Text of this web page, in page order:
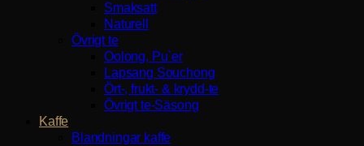
Smaksatt
Naturell
Övrigt te
Oolong, Pu`er
Lapsang Souchong
Ört-, frukt- & krydd-te
Övrigt te-Säsong
Kaffe
Blandningar kaffe